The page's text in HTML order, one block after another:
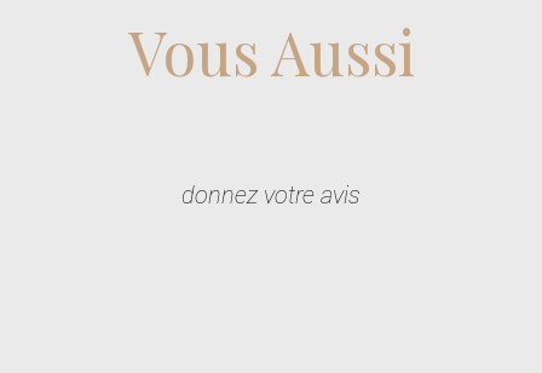
Vous Aussi
donnez votre avis